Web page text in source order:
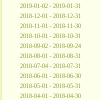
2019-01-02 - 2019-01-31
2018-12-01 - 2018-12-31
2018-11-01 - 2018-11-30
2018-10-01 - 2018-10-31
2018-09-02 - 2018-09-24
2018-08-01 - 2018-08-31
2018-07-04 - 2018-07-31
2018-06-01 - 2018-06-30
2018-05-01 - 2018-05-31
2018-04-01 - 2018-04-30